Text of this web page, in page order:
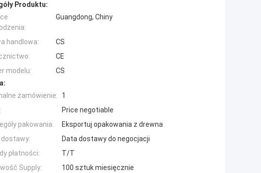
Produktu:
Guangdong, Chiny
handlowa:
CS
CE
modelu:
CS
zamówienie:
1
Price negotiable
pakowania:
Eksportuj opakowania z drewna
dostawy:
Data dostawy do negocjacji
płatności:
T/T
Supply:
100 sztuk miesięcznie